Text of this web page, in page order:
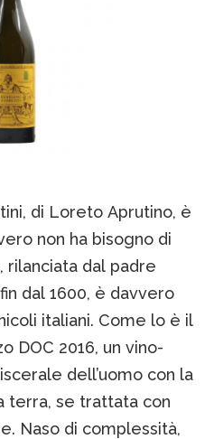
di Loreto Aprutino, è
non ha bisogno di
rilanciata dal padre
dal 1600, è davvero
italiani. Come lo è il
DOC 2016, un vino-
dell’uomo con la
terra, se trattata con
Naso di complessità,